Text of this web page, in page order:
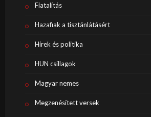
Fiatalítás
Hazafiak a tisztánlátásért
Hírek és politika
HUN csillagok
Magyar nemes
Megzenésített versek